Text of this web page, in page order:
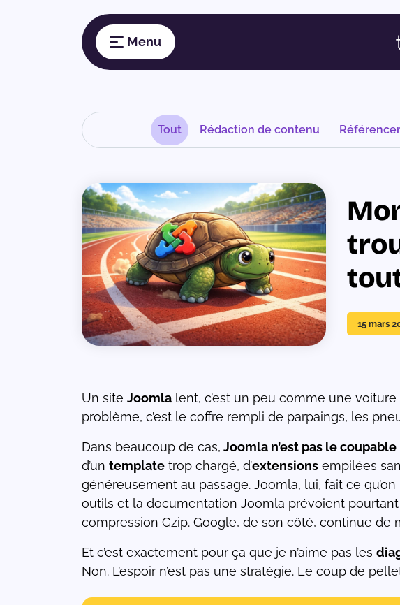
Tout Rédaction de contenu
15 mars
Un site Joomla lent, c’est un peu comme une
problème, c’est le coffre rempli de parpaings, les
Dans beaucoup de cas, Joomla n’est pas le
d’un template trop chargé, d’extensions empilées
généreusement au passage. Joomla, lui, fait ce
outils et la documentation Joomla prévoient
compression Gzip. Google, de son côté, continue de
Et c’est exactement pour ça que je n’aime pas les
Non. L’espoir n’est pas une stratégie. Le coup de